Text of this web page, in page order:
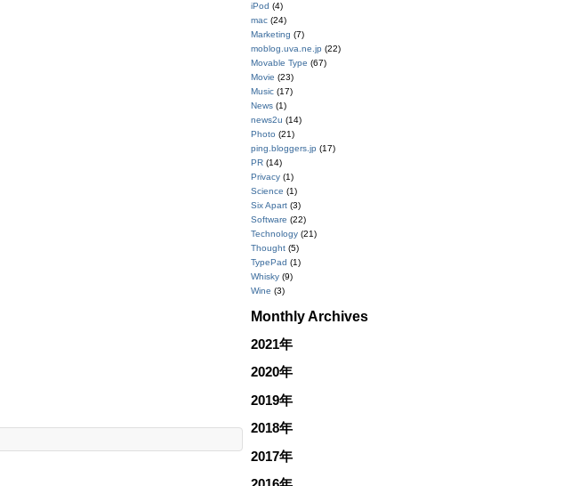
iPod (4)
mac (24)
Marketing (7)
moblog.uva.ne.jp (22)
Movable Type (67)
Movie (23)
Music (17)
News (1)
news2u (14)
Photo (21)
ping.bloggers.jp (17)
PR (14)
Privacy (1)
Science (1)
Six Apart (3)
Software (22)
Technology (21)
Thought (5)
TypePad (1)
Whisky (9)
Wine (3)
Monthly Archives
2021年
2020年
2019年
2018年
2017年